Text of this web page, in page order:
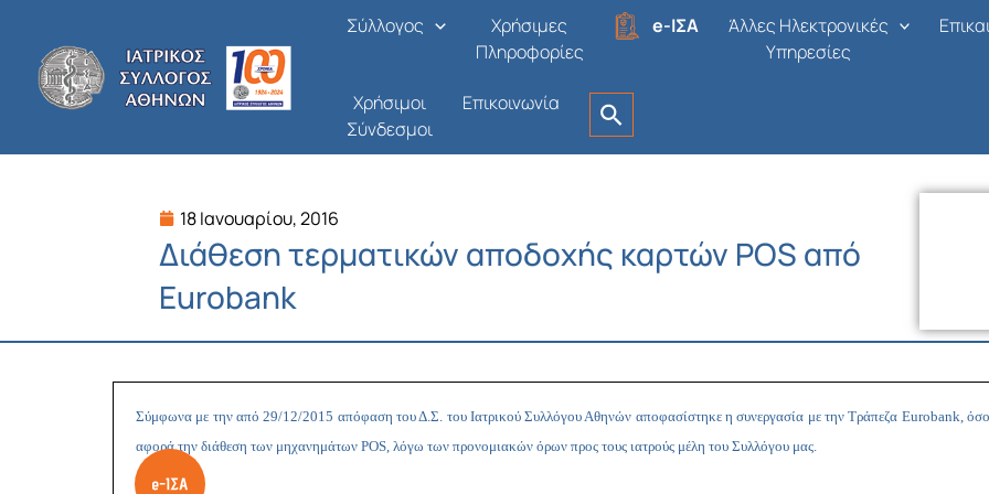
περιεχόμενο
Σύλλογος
Χρήσιμες
Πληροφορίες
e-ΙΣΑ
Άλλες Ηλεκτρονικές
Υπηρεσίες
Χρήσιμοι
Σύνδεσμοι
Επικοινωνία
18 Ιανουαρίου, 2016
Διάθεση τερματικών αποδοχής καρτών POS από
Eurobank
Σύμφωνα με την από 29/12/2015 απόφαση του Δ.Σ. του Ιατρικού Συλλόγου Αθηνών αποφασίστηκε η συνεργασία με την Τράπεζα Eurobank,
αφορά την διάθεση των μηχανημάτων POS, λόγω των προνομιακών όρων προς τους ιατρούς μέλη του Συλλόγου μας.